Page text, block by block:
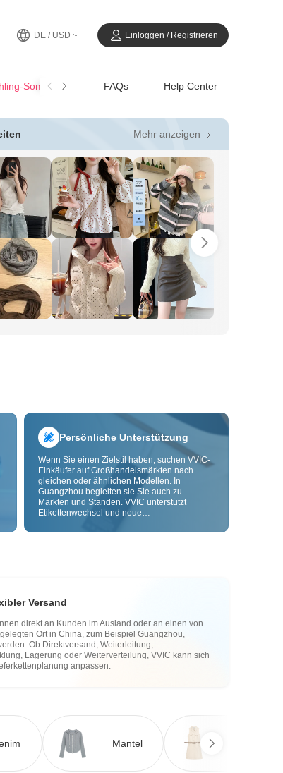
DE / USD Einloggen / Registrieren
SommerCasual FAQs Help Center
Mehr anzeigen 
Persönliche Unterstützung
Wenn Sie einen Zielstil haben, suchen VVIC-
Einkäufer auf Großhandelsmärkten nach
gleichen oder ähnlichen Modellen. In
Guangzhou begleiten sie Sie auch zu
Märkten und Ständen. VVIC unterstützt
Etikettenwechsel und neue
Anpassung nach Bild oder Muster, damit Ihre
Versand
direkt an Kunden im Ausland oder an einen von
Ort in China, zum Beispiel Guangzhou,
Ob Direktversand, Weiterleitung,
Lagerung oder Weiterverteilung, VVIC kann sich
anpassen.
Mantel